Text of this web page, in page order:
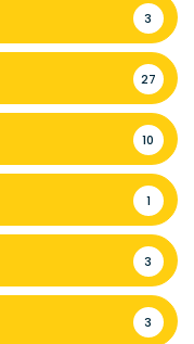
3
27
10
1
3
3